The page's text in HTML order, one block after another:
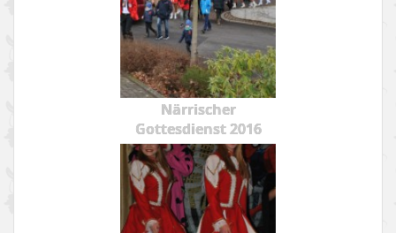
Närrischer
Gottesdienst 2016